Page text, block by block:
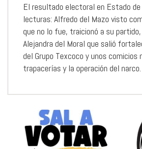
El resultado electoral en Estado de
lecturas: Alfredo del Mazo visto
que no lo fue, traicionó a su
Alejandra del Moral que salió
del Grupo Texcoco y unos comicios
trapacerías y la operación del narco.